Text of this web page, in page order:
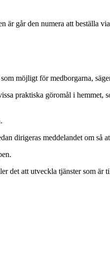
går den numera att beställa
möjligt för medborgarna,
praktiska göromål i hemmet,
dirigeras meddelandet om så
att utveckla tjänster som är